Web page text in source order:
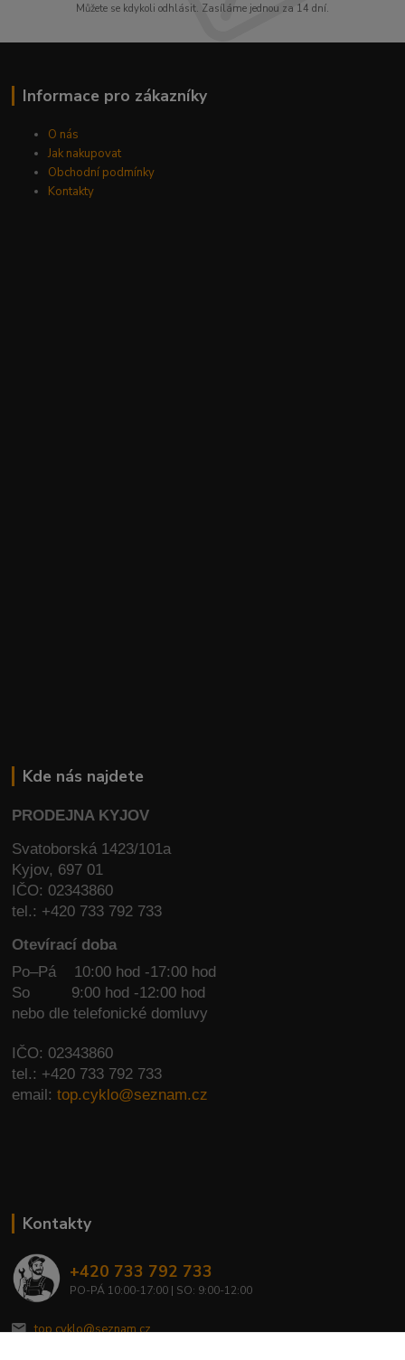
Můžete se kdykoli odhlásit. Zasíláme jednou za 14 dní.
Informace pro zákazníky
O nás
Jak nakupovat
Obchodní podmínky
Kontakty
Kde nás najdete
PRODEJNA KYJOV
Svatoborská 1423/101a
Kyjov, 697 01
IČO: 02343860
tel.: +420 733 792 733
Otevírací doba
Po–Pá 10:00 hod -17:00 hod
So
9:00 hod -12:00 hod
nebo dle telefonické domluvy
IČO: 02343860
tel.: +420 733 792 733
email:top.cyklo@seznam.cz
Kontakty
+420 733 792 733
PO-PÁ 10:00-17:00 | SO: 9:00-12:00
top.cyklo@seznam.cz